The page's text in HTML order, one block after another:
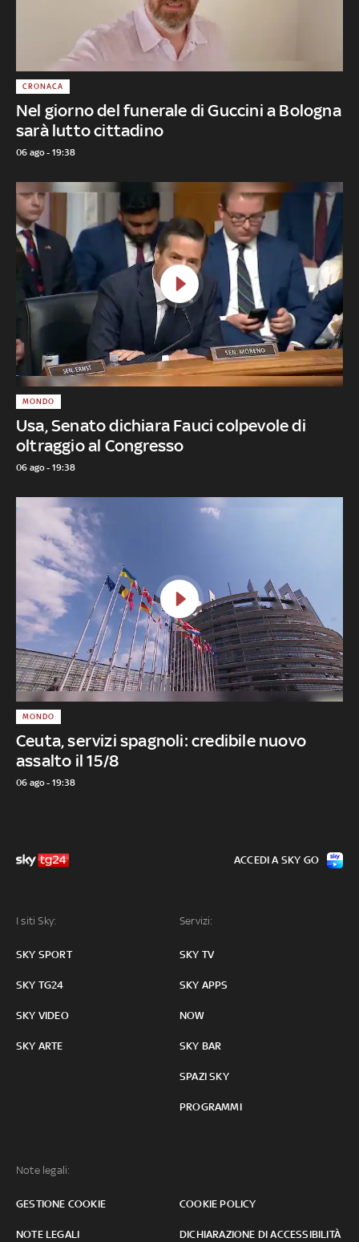
Nel giorno del funerale di Guccini a Bologna
sarà lutto cittadino
CRONACA
06 ago - 19:38
Usa, Senato dichiara Fauci colpevole di
oltraggio al Congresso
MONDO
06 ago - 19:38
Ceuta, servizi spagnoli: credibile nuovo
assalto il 15/8
MONDO
06 ago - 19:38
I siti Sky:
SKY SPORT
SKY TG24
SKY VIDEO
SKY ARTE
Servizi:
SKY TV
SKY APPS
NOW
SKY BAR
SPAZI SKY
PROGRAMMI
Note legali:
GESTIONE COOKIE COOKIE POLICY
NOTE LEGALI DICHIARAZIONE DI ACCESSIBILITÀ
ACCEDI A SKY GO